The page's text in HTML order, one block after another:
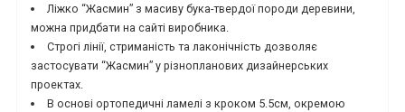
Ліжко “Жасмин” з масиву бука-твердої породи деревини,
можна придбати на сайті виробника.
Строгі лінії, стриманість та лаконічність дозволяє
застосувати “Жасмин” у різнопланових дизайнерських
проектах.
В основі ортопедичні ламелі з кроком 5.5см, окремою